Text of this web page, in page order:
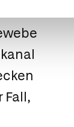
Fall,